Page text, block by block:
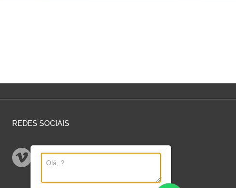
REDES SOCIAIS